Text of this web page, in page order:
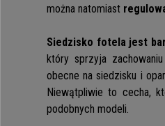
można natomiast
Siedzisko fotela jest
który sprzyja
obecne na siedzisku i
Niewątpliwie to cecha,
podobnych modeli.